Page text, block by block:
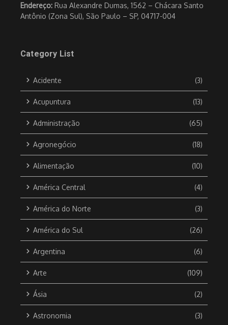
Endereço: Rua Alexandre Dumas, 1562 – Chácara Santo
Antônio (Zona Sul), São Paulo – SP, 04717-004
Category List
Acidente (3)
Acupuntura (13)
Administração (65)
Agronegócio (18)
Alimentação (10)
América Central (4)
América do Norte (3)
América do Sul (26)
Argentina (6)
Arte (109)
Ásia (2)
Astronomia (3)